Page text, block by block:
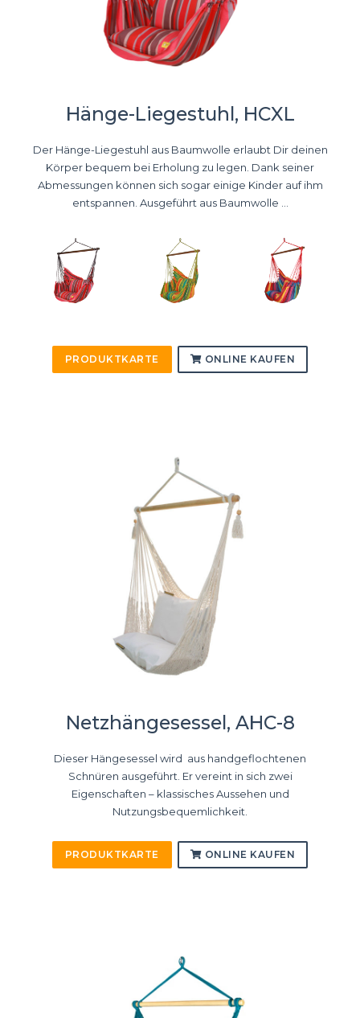
Hänge-Liegestuhl, HCXL
Der Hänge-Liegestuhl aus Baumwolle erlaubt Dir deinen
Körper bequem bei Erholung zu legen. Dank seiner
Abmessungen können sich sogar einige Kinder auf ihm
entspannen. Ausgeführt aus Baumwolle ...
PRODUKTKARTE ONLINE KAUFEN
Netzhängesessel, AHC-8
Dieser Hängesessel wird aus handgeflochtenen
Schnüren ausgeführt. Er vereint in sich zwei
Eigenschaften – klassisches Aussehen und
Nutzungsbequemlichkeit.
PRODUKTKARTE ONLINE KAUFEN